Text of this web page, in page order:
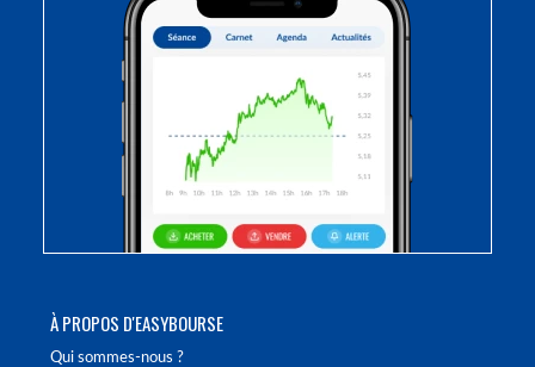
À PROPOS D'EASYBOURSE
Qui sommes-nous ?